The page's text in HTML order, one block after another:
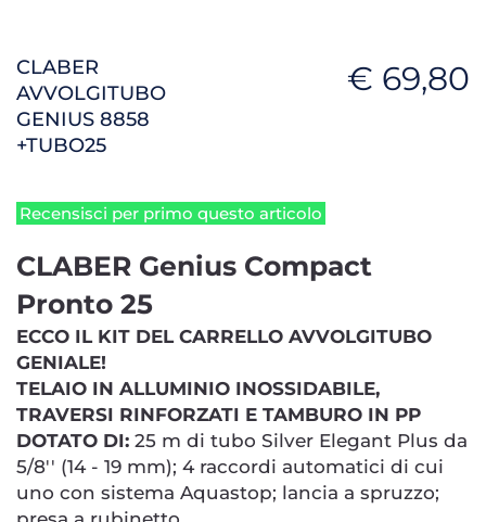
CLABER
AVVOLGITUBO
GENIUS 8858
+TUBO25
€ 69,80
Recensisci per primo questo articolo
CLABER Genius Compact
Pronto 25
ECCO IL KIT DEL CARRELLO AVVOLGITUBO
GENIALE!
TELAIO IN ALLUMINIO INOSSIDABILE,
TRAVERSI RINFORZATI E TAMBURO IN PP
DOTATO DI: 25 m di tubo Silver Elegant Plus da
5/8'' (14 - 19 mm); 4 raccordi automatici di cui
uno con sistema Aquastop; lancia a spruzzo;